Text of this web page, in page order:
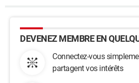
DEVENEZ MEMBRE EN
Connectez-vous
partagent vos intérêts